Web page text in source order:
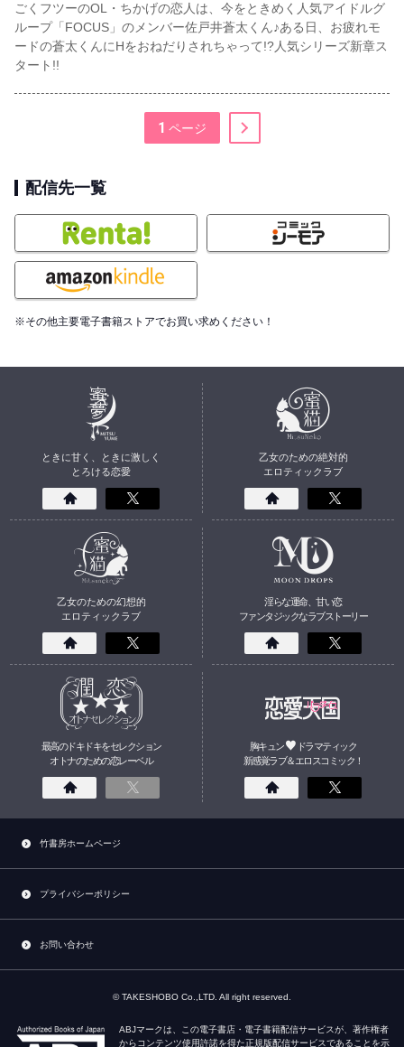
ごくフツーのOL・ちかげの恋人は、今をときめく人気アイドルグ
ループ「FOCUS」のメンバー佐戸井蒼太くん♪ある日、お疲れモ
ードの蒼太くんにHをおねだりされちゃって!?人気シリーズ新章ス
タート!!
1
配信先一覧
※その他主要電子書籍ストアでお買い求めください！
ときに甘く、ときに激しく
とろける恋愛
乙女のための絶対的
エロティックラブ
乙女のための幻想的
エロティックラブ
淫らな運命、甘い恋
ファンタジックなラブストーリー
最高のドキドキをセレクション
オトナのための恋レーベル
胸キュン
ドラマティック
新感覚ラブ＆エロスコミック！
竹書房ホームページ
プライバシーポリシー
お問い合わせ
© TAKESHOBO Co.,LTD. All right reserved.
ABJマークは、この電子書店・電子書籍配信サービスが、著作権者
からコンテンツ使用許諾を得た正規版配信サービスであることを示